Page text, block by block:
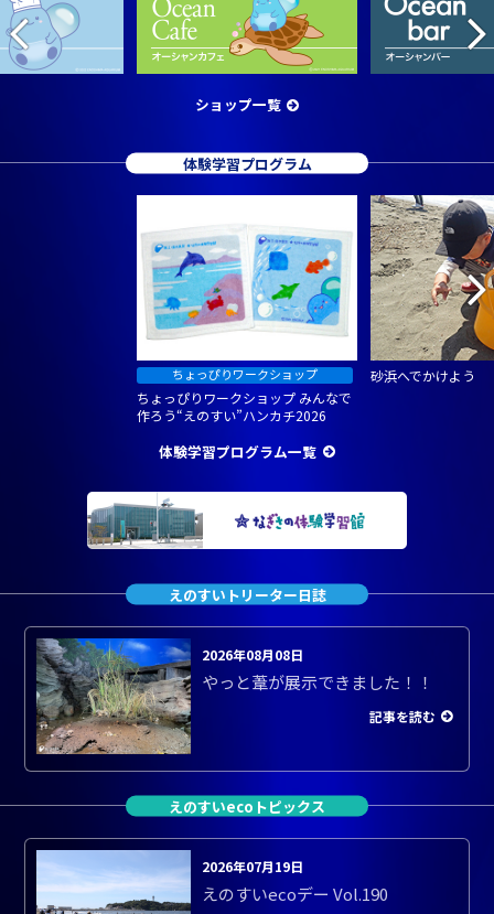
ショップ一覧
体験学習プログラム
ちょっぴりワークショップ みんなで
作ろう“えのすい”ハンカチ2026
砂浜へでかけよう
体験学習プログラム一覧
えのすいトリーター日誌
2026年08月08日
やっと葦が展示できました！！
記事を読む
えのすいecoトピックス
2026年07月19日
えのすいecoデー Vol.190